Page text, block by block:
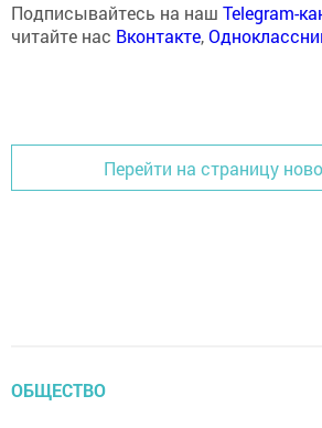
Подписывайтесь на наш Telegram-
читайте нас Вконтакте,
Перейти на страницу
ОБЩЕСТВО